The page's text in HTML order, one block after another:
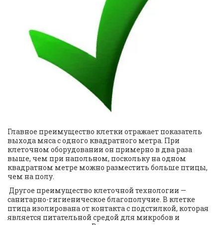
Главное преимущество клетки отражает показатель
выхода мяса с одного квадратного метра. При
клеточном оборудовании он примерно в два раза
выше, чем при напольном, поскольку на одном
квадратном метре можно разместить больше птицы,
чем на полу.
санитарно-гигиеническое благополучие. В клетке
птица изолирована от контакта с подстилкой, которая
является питательной средой для микробов и